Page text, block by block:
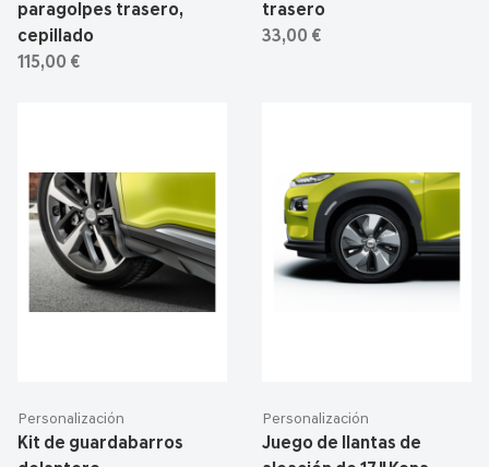
paragolpes trasero,
cepillado
115,00 €
trasero
33,00 €
Personalización
Kit de guardabarros
Personalización
Juego de llantas de